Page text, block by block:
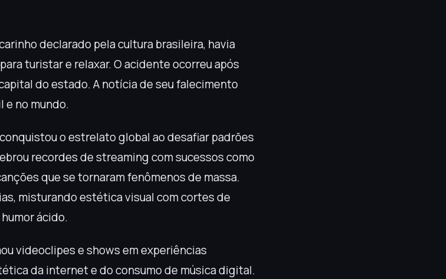
declarado pela cultura brasileira, havia
turistar e relaxar. O acidente ocorreu após
do estado. A notícia de seu falecimento
e no mundo.
o estrelato global ao desafiar padrões
recordes de streaming com sucessos como
que se tornaram fenômenos de massa.
misturando estética visual com cortes de
ácido.
videoclipes e shows em experiências
da internet e do consumo de música digital.